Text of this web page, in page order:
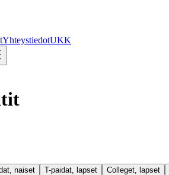
YhteystiedotUKK
naiset T-paidat, lapset Colleget, lapset